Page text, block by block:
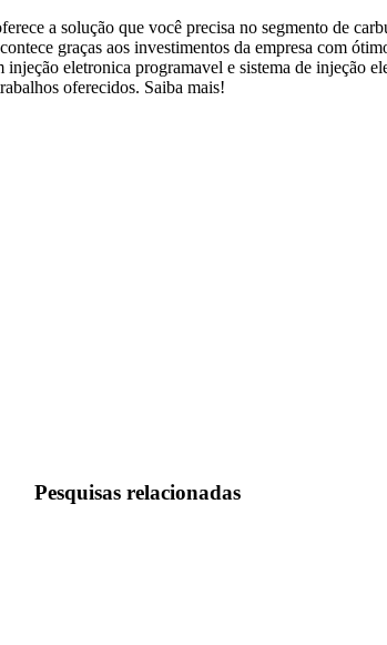
a solução que você precisa no segmento de
graças aos investimentos da empresa com
eletronica programavel e sistema de injeção
oferecidos. Saiba mais!
Pesquisas relacionadas